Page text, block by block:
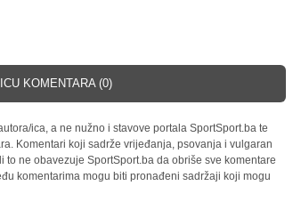
KOMENTARA (0)
ica, a ne nužno i stavove portala SportSport.ba te
Komentari koji sadrže vrijeđanja, psovanja i vulgaran
ne obavezuje SportSport.ba da obriše sve komentare
komentarima mogu biti pronađeni sadržaji koji mogu